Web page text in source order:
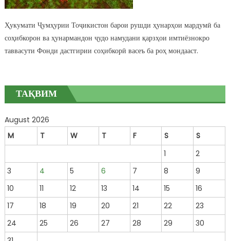
Ҳукумати Ҷумҳурии Тоҷикистон барои рушди ҳунарҳои мардумӣ ба
соҳибкорон ва ҳунармандон ҷудо намудани қарзҳои имтиёзнокро
таввасути Фонди дастгирии соҳибкорӣ васеъ ба роҳ мондааст.
ТАҚВИМ
August 2026
M
T W T F S
S
1
2
3
4 5 6 7 8
9
10
11 12 13 14 15
16
17
18 19 20 21 22
23
24
25 26 27 28 29
30